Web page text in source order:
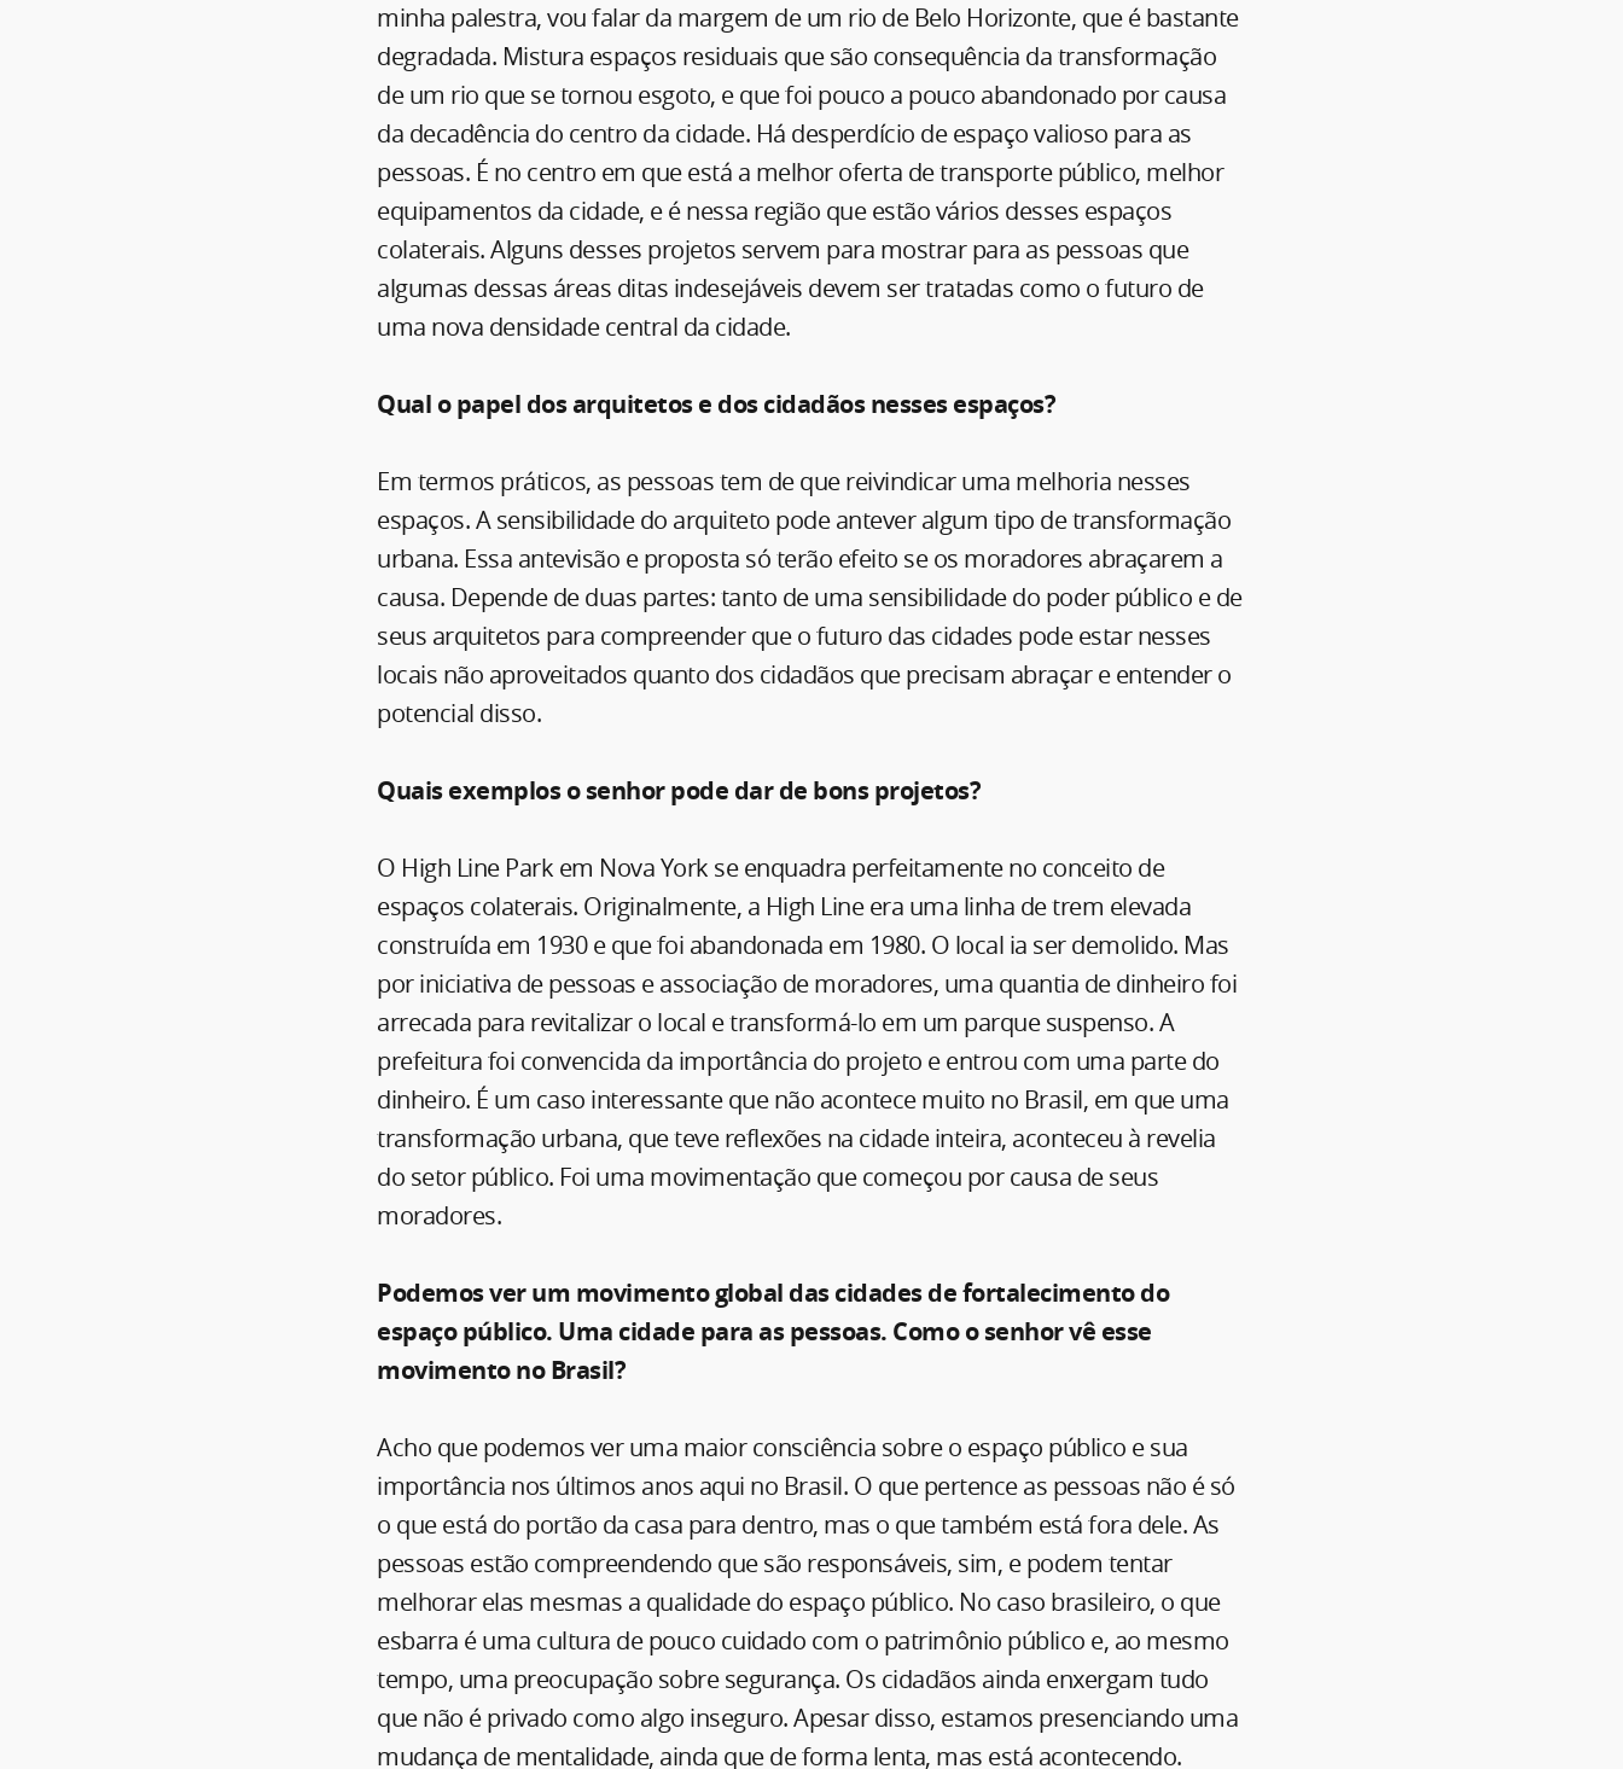
minha palestra, vou falar da margem de um rio de Belo Horizonte, que é bastante
degradada. Mistura espaços residuais que são consequência da transformação
de um rio que se tornou esgoto, e que foi pouco a pouco abandonado por causa
da decadência do centro da cidade. Há desperdício de espaço valioso para as
pessoas. É no centro em que está a melhor oferta de transporte público, melhor
equipamentos da cidade, e é nessa região que estão vários desses espaços
colaterais. Alguns desses projetos servem para mostrar para as pessoas que
algumas dessas áreas ditas indesejáveis devem ser tratadas como o futuro de
uma nova densidade central da cidade.
Qual o papel dos arquitetos e dos cidadãos nesses espaços?
Em termos práticos, as pessoas tem de que reivindicar uma melhoria nesses
espaços. A sensibilidade do arquiteto pode antever algum tipo de transformação
urbana. Essa antevisão e proposta só terão efeito se os moradores abraçarem a
causa. Depende de duas partes: tanto de uma sensibilidade do poder público e de
seus arquitetos para compreender que o futuro das cidades pode estar nesses
locais não aproveitados quanto dos cidadãos que precisam abraçar e entender o
potencial disso.
Quais exemplos o senhor pode dar de bons projetos?
O High Line Park em Nova York se enquadra perfeitamente no conceito de
espaços colaterais. Originalmente, a High Line era uma linha de trem elevada
construída em 1930 e que foi abandonada em 1980. O local ia ser demolido. Mas
por iniciativa de pessoas e associação de moradores, uma quantia de dinheiro foi
arrecada para revitalizar o local e transformá-lo em um parque suspenso. A
prefeitura foi convencida da importância do projeto e entrou com uma parte do
dinheiro. É um caso interessante que não acontece muito no Brasil, em que uma
transformação urbana, que teve reflexões na cidade inteira, aconteceu à revelia
do setor público. Foi uma movimentação que começou por causa de seus
moradores.
Podemos ver um movimento global das cidades de fortalecimento do
espaço público. Uma cidade para as pessoas. Como o senhor vê esse
movimento no Brasil?
Acho que podemos ver uma maior consciência sobre o espaço público e sua
importância nos últimos anos aqui no Brasil. O que pertence as pessoas não é só
o que está do portão da casa para dentro, mas o que também está fora dele. As
pessoas estão compreendendo que são responsáveis, sim, e podem tentar
melhorar elas mesmas a qualidade do espaço público. No caso brasileiro, o que
esbarra é uma cultura de pouco cuidado com o patrimônio público e, ao mesmo
tempo, uma preocupação sobre segurança. Os cidadãos ainda enxergam tudo
que não é privado como algo inseguro. Apesar disso, estamos presenciando uma
mudança de mentalidade, ainda que de forma lenta, mas está acontecendo.